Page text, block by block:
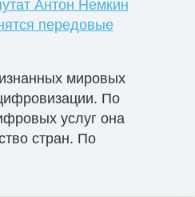
Антон Немкин
передовые
мировых
По
услуг она
стран. По